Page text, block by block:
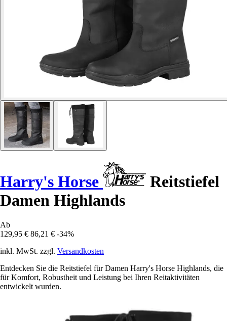
Harry's Horse
Reitstiefel
Damen Highlands
Ab
129,95 € 86,21 € -34%
inkl. MwSt. zzgl. Versandkosten
Entdecken Sie die Reitstiefel für Damen Harry's Horse Highlands, die
für Komfort, Robustheit und Leistung bei Ihren Reitaktivitäten
entwickelt wurden.